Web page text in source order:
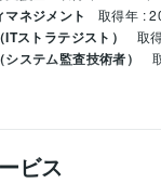
ネジメント 取得年 :
ストラテジスト） 取
ステム監査技術者）
Designer:3年
ビス